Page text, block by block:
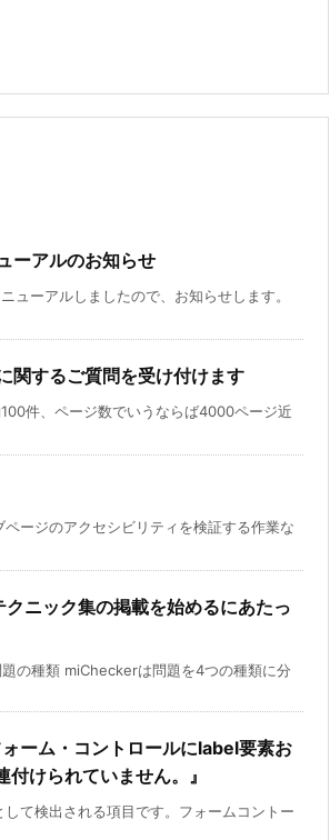
ーアルのお知らせ
ューアルしましたので、お知らせします。
関するご質問を受け付けます
件、ページ数でいうならば4000ページ近
ージのアクセシビリティを検証する作業な
ニック集の掲載を始めるにあたっ
の種類 miCheckerは問題を4つの種類に分
ーム・コントロールにlabel要素お
けられていません。』
て検出される項目です。フォームコントー